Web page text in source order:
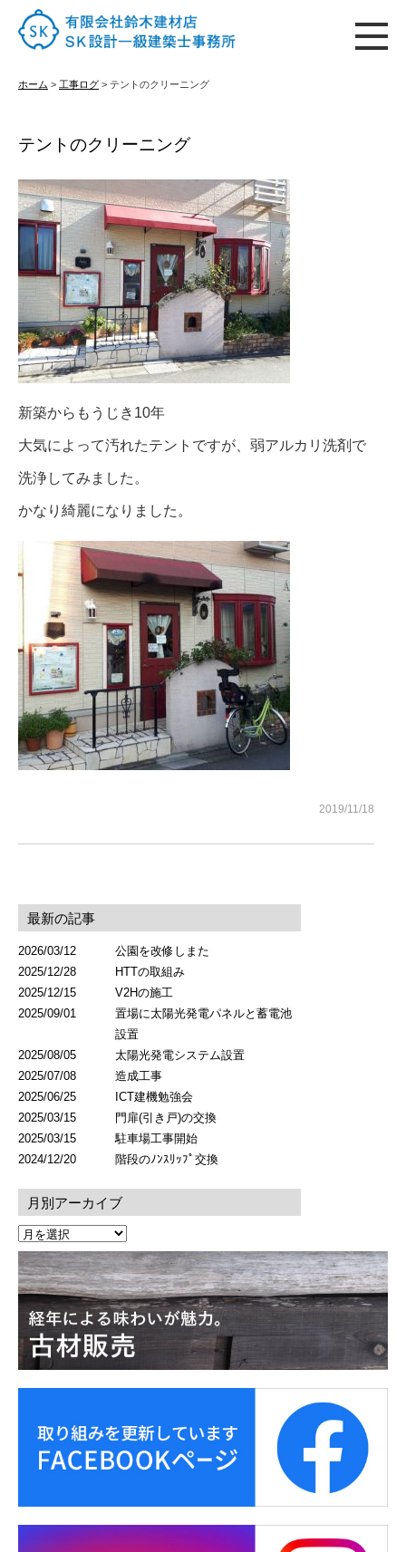
ホーム
施工実績
古材販売
現場ブログ
お問い合わせ
ホーム > 工事ログ > テントのクリーニング
テントのクリーニング
新築からもうじき10年
大気によって汚れたテントですが、弱アルカリ洗剤で
洗浄してみました。
かなり綺麗になりました。
2019/11/18
最新の記事
2026/03/12
公園を改修しまた
2025/12/28
HTTの取組み
2025/12/15
V2Hの施工
2025/09/01
置場に太陽光発電パネルと蓄電池
設置
2025/08/05
太陽光発電システム設置
2025/07/08
造成工事
2025/06/25
ICT建機勉強会
2025/03/15
門扉(引き戸)の交換
2025/03/15
駐車場工事開始
2024/12/20
階段のﾉﾝｽﾘｯﾌﾟ交換
月別アーカイブ